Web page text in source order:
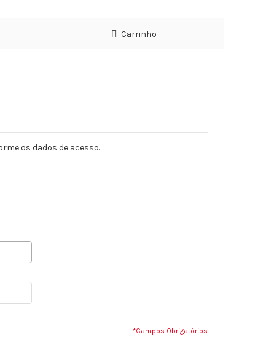
Carrinho
os dados de acesso.
*Campos Obrigatórios